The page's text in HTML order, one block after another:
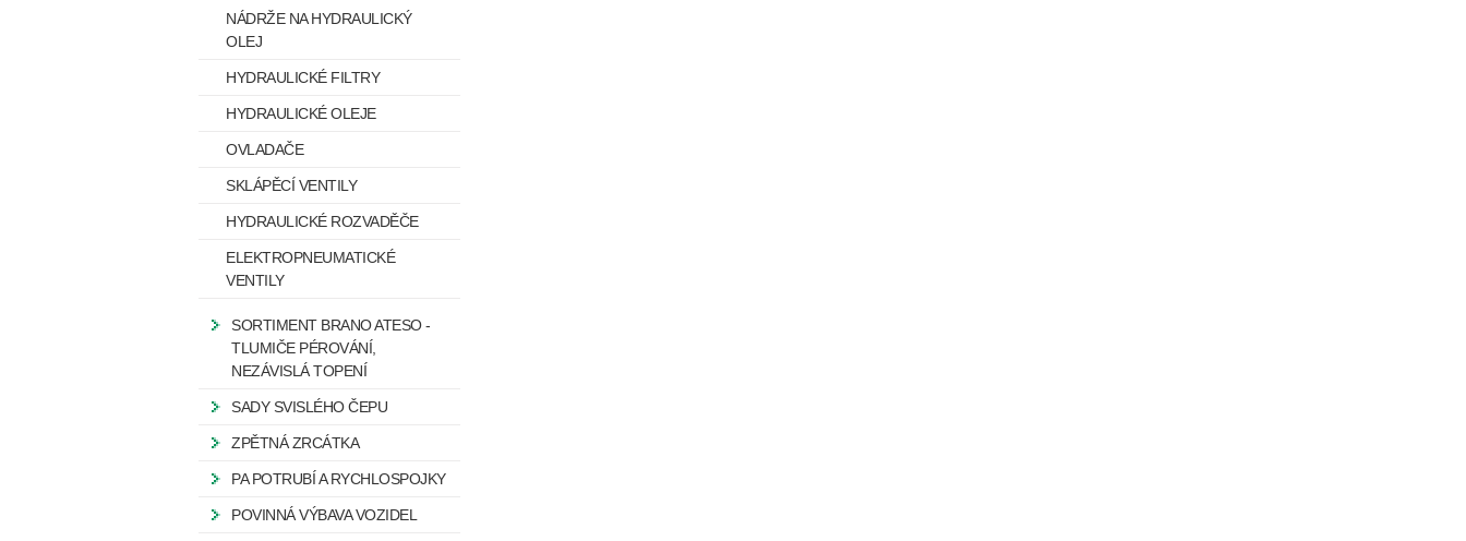
NÁDRŽE NA HYDRAULICKÝ
OLEJ
HYDRAULICKÉ FILTRY
HYDRAULICKÉ OLEJE
OVLADAČE
SKLÁPĚCÍ VENTILY
HYDRAULICKÉ ROZVADĚČE
ELEKTROPNEUMATICKÉ
VENTILY
SORTIMENT BRANO ATESO -
TLUMIČE PÉROVÁNÍ,
NEZÁVISLÁ TOPENÍ
SADY SVISLÉHO ČEPU
ZPĚTNÁ ZRCÁTKA
PA POTRUBÍ A RYCHLOSPOJKY
POVINNÁ VÝBAVA VOZIDEL